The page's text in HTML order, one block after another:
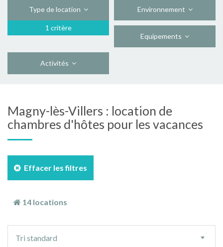
Type de location
1 critère
Environnement
Equipements
Activités
Magny-lès-Villers : location de
chambres d'hôtes pour les vacances
Effacer les filtres
14 locations
Tri standard